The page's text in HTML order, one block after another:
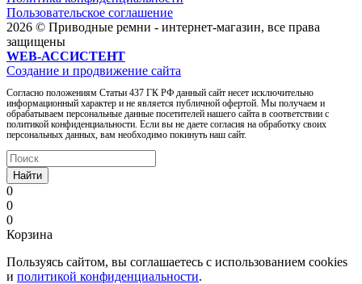
Пользовательское соглашение
2026 © Приводные ремни - интернет-магазин, все права
защищены
WEB-АССИСТЕНТ
Создание и продвижение сайта
Согласно положениям Статьи 437 ГК РФ данный сайт несет исключительно
информационный характер и не является публичной офертой. Мы получаем и
обрабатываем персональные данные посетителей нашего сайта в соответствии с
политикой конфиденциальности. Если вы не даете согласия на обработку своих
персональных данных, вам необходимо покинуть наш сайт.
Найти
0
0
0
Корзина
Пользуясь сайтом, вы соглашаетесь с использованием cookies
и политикой конфиденциальности.